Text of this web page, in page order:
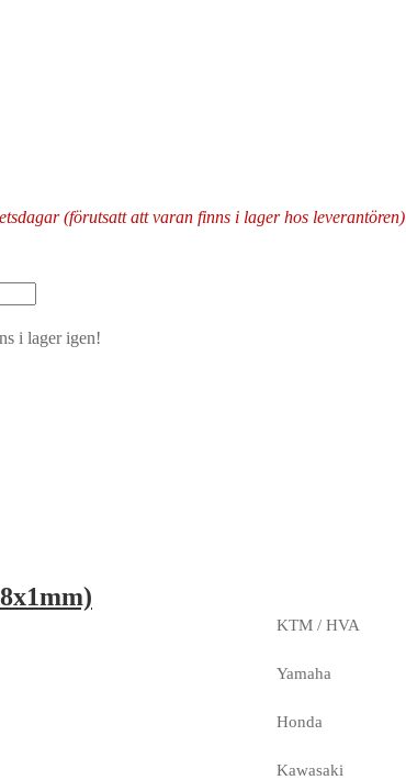
(förutsatt att varan finns i lager hos leverantören)
i lager igen!
KTM / HVA
Yamaha
Honda
Kawasaki